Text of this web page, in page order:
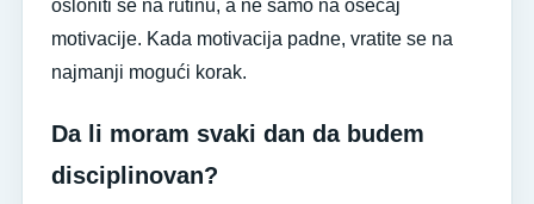
osloniti se na rutinu, a ne samo na osećaj
motivacije. Kada motivacija padne, vratite se na
najmanji mogući korak.
Da li moram svaki dan da budem
disciplinovan?